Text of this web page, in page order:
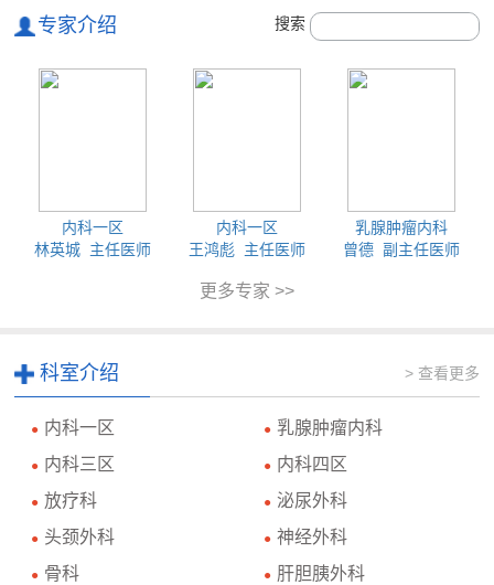
专家介绍 搜索
内科一区
林英城 主任医师
内科一区
王鸿彪 主任医师
乳腺肿瘤内科
曾德 副主任医师
更多专家 >>
科室介绍 > 查看更多
● 内科一区 ● 乳腺肿瘤内科
● 内科三区 ● 内科四区
● 放疗科 ● 泌尿外科
● 头颈外科 ● 神经外科
● 骨科 ● 肝胆胰外科